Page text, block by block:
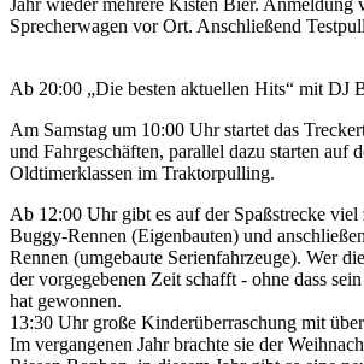
Jahr wieder mehrere Kisten Bier. Anmeldung
Sprecherwagen vor Ort. Anschließend
Ab 20:00 „Die besten aktuellen Hits“ mit DJ
Am Samstag um 10:00 Uhr startet das
und Fahrgeschäften, parallel dazu starten auf
Oldtimerklassen im Traktorpulling.
Ab 12:00 Uhr gibt es auf der Spaßstrecke viel
Buggy-Rennen (Eigenbauten) und
Rennen (umgebaute Serienfahrzeuge). Wer
der vorgegebenen Zeit schafft - ohne dass
hat gewonnen.
13:30 Uhr große Kinderüberraschung mit
Im vergangenen Jahr brachte sie der